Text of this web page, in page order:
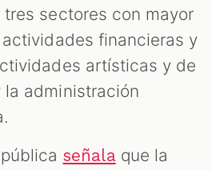
tres sectores con mayor
financieras y
artísticas y de
administración
señalaque la